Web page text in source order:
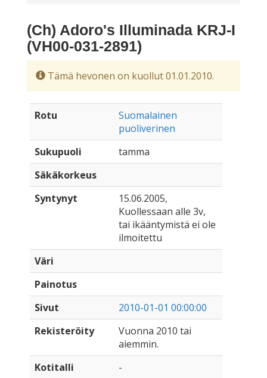
(Ch) Adoro's Illuminada KRJ-I
(VH00-031-2891)
Tämä hevonen on kuollut 01.01.2010.
Rotu
Suomalainen
puoliverinen
Sukupuoli
tamma
Säkäkorkeus
Syntynyt
15.06.2005,
Kuollessaan alle 3v,
tai ikääntymistä ei ole
ilmoitettu
Väri
Painotus
Sivut
2010-01-01 00:00:00
Rekisteröity
Vuonna 2010 tai
aiemmin.
Kotitalli
-